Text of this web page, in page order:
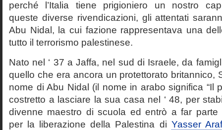
perché l’Italia tiene prigioniero un nostro
queste diverse rivendicazioni, gli attentati
Abu Nidal, la cui fazione rappresentava una
tutto il terrorismo palestinese.
Nato nel ‘ 37 a Jaffa, nel sud di Israele, da
quello che era ancora un protettorato britannico,
nome di Abu Nidal (il nome in arabo significa “Il
costretto a lasciare la sua casa nel ‘ 48, per
divenne maestro di scuola ed entrò a far parte
per la liberazione della Palestina di Yasser